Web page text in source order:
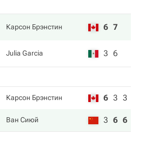
Карсон Брэнстин 6 7
Julia Garcia 3 6
Карсон Брэнстин 6 3 3
Ван Сиюй 3 6 6